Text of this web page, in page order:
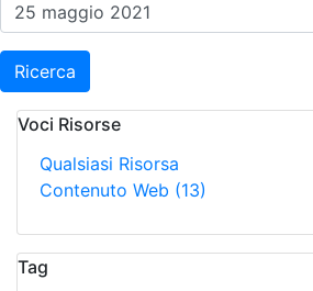
Ricerca
Voci Risorse
Qualsiasi Risorsa
Contenuto Web (13)
Tag